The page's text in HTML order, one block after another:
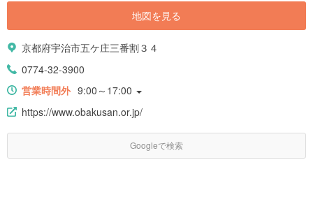
地図を見る
京都府宇治市五ケ庄三番割３４
0774-32-3900
営業時間外 9:00～17:00
https://www.obakusan.or.jp/
Googleで検索